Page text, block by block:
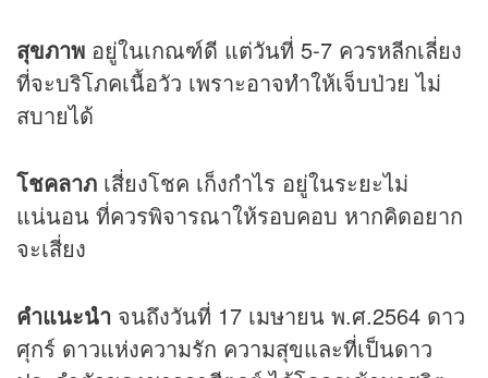
สุขภาพ อยู่ในเกณฑ์ดี แต่วันที่ 5-7 ควรหลีกเลี่ยง
ที่จะบริโภคเนื้อวัว เพราะอาจทำให้เจ็บป่วย ไม่
สบายได้
โชคลาภ เสี่ยงโชค เก็งกำไร อยู่ในระยะไม่
แน่นอน ที่ควรพิจารณาให้รอบคอบ หากคิดอยาก
จะเสี่ยง
คำแนะนำ จนถึงวันที่ 17 เมษายน พ.ศ.2564 ดาว
ศุกร์ ดาวแห่งความรัก ความสุขและที่เป็นดาว